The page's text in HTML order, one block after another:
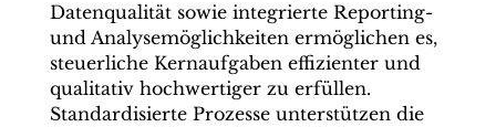
Datenqualität sowie integrierte Reporting-
und Analysemöglichkeiten ermöglichen es,
steuerliche Kernaufgaben effizienter und
qualitativ hochwertiger zu erfüllen.
Standardisierte Prozesse unterstützen die